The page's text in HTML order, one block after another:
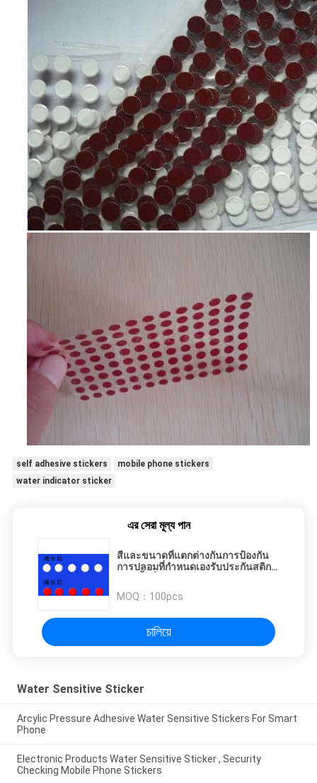
self adhesive stickers
mobile phone stickers
water indicator sticker
এর সেরা মূল্য পান
สีและขนาดที่แตกต่างกันการป้องกัน
การปลอมที่กำหนดเองรับประกันสติก
MOQ： 100pcs
চালিয়ে
Water Sensitive Sticker
Arcylic Pressure Adhesive Water Sensitive Stickers For Smart
Phone
Electronic Products Water Sensitive Sticker , Security
Checking Mobile Phone Stickers